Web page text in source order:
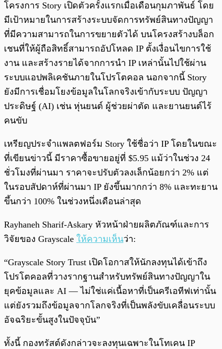
โครงการ Story เปิดตัวครั้งแรกเมื่อเดือนกุมภาพันธ์ โดย
มีเป้าหมายในการสร้างระบบจัดการทรัพย์สินทางปัญญา
ที่มีความสามารถในการขยายตัวได้ บนโครงสร้างบล็อก
เชนที่ให้ผู้ถือสิทธิ์สามารถอัปโหลด IP ตั้งเงื่อนไขการใช้
งาน และสร้างรายได้จากการนำ IP เหล่านั้นไปใช้ผ่าน
ระบบแอปพลิเคชันภายในโปรโตคอล นอกจากนี้ Story
ยังมีการเชื่อมโยงข้อมูลในโลกจริงเข้ากับระบบ ปัญญา
ประดิษฐ์ (AI) เช่น หุ่นยนต์ ผู้ช่วยผ่าตัด และยานยนต์ไร้
คนขับ
เหรียญประจำแพลตฟอร์ม Story ใช้ชื่อว่า IP โดยในขณะ
ที่เขียนข่าวนี้ มีราคาซื้อขายอยู่ที่ $5.95 แม้ว่าในช่วง 24
ชั่วโมงที่ผ่านมา ราคาจะปรับตัวลงเล็กน้อยกว่า 2% แต่
ในรอบสัปดาห์ที่ผ่านมา IP ยังขึ้นมากกว่า 8% และทะยาน
ขึ้นกว่า 100% ในช่วงหนึ่งเดือนล่าสุด
Rayhaneh Sharif-Askary หัวหน้าฝ่ายผลิตภัณฑ์และการ
วิจัยของ Grayscale ให้ความเห็นว่า:
“Grayscale Story Trust เปิดโอกาสให้นักลงทุนได้เข้าถึง
โปรโตคอลที่วางรากฐานสำหรับทรัพย์สินทางปัญญาใน
ยุคข้อมูลและ AI — ไม่ใช่แค่เนื้อหาที่เป็นครีเอทีฟเท่านั้น
แต่ยังรวมถึงข้อมูลจากโลกจริงที่เป็นพลังขับเคลื่อนระบบ
อัจฉริยะขั้นสูงในปัจจุบัน”
ทั้งนี้ กองทรัสต์ดังกล่าวจะลงทุนเฉพาะในโทเคน IP